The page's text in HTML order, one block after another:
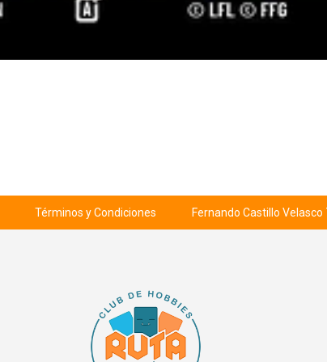
Términos y Condiciones Fernando Castillo Velasco